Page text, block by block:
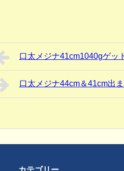
口太メジナ41cm1040gゲッ
口太メジナ44cm＆41cm出